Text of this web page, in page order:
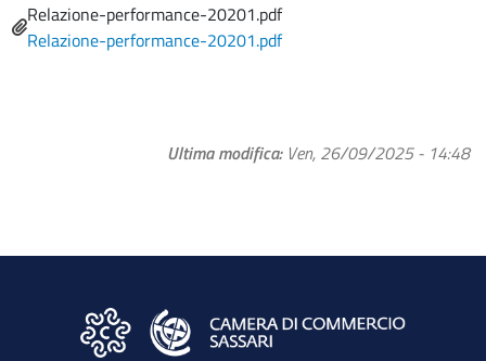
Name
Relazione-performance-20201.pdf
File
Relazione-performance-20201.pdf
Ultima modifica Ven, 26/09/2025 - 14:48